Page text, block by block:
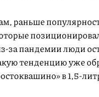
раньше
за пандемии люди
тенденцию уже
в 1,5-